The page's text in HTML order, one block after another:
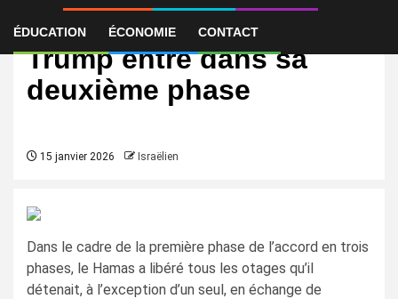
ÉDUCATION ÉCONOMIE CONTACT
Israël – Hamas : le plan
Trump entre dans sa
deuxième phase
15 janvier 2026 Israëlien
Dans le cadre de la première phase de l’accord en trois
phases, le Hamas a libéré tous les otages qu’il
détenait, à l’exception d’un seul, en échange de